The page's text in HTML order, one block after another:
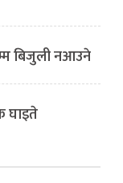
बिजुली नआउने
घाइते